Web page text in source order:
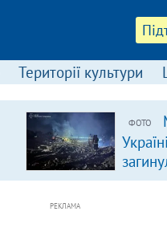
Території культури
ФОТО
удар
РЕКЛАМА